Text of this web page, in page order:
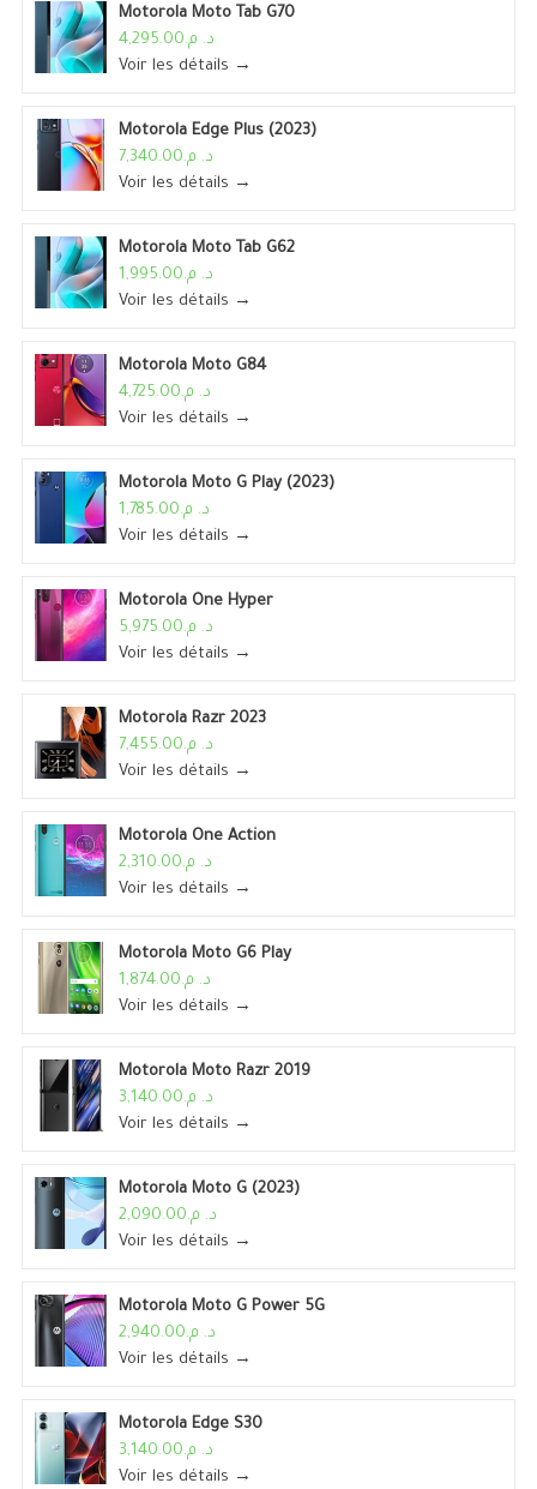
Motorola Moto Tab G70
د. م.4,295.00
Voir les détails →
Motorola Edge Plus (2023)
د. م.7,340.00
Voir les détails →
Motorola Moto Tab G62
د. م.1,995.00
Voir les détails →
Motorola Moto G84
د. م.4,725.00
Voir les détails →
Motorola Moto G Play (2023)
د. م.1,785.00
Voir les détails →
Motorola One Hyper
د. م.5,975.00
Voir les détails →
Motorola Razr 2023
د. م.7,455.00
Voir les détails →
Motorola One Action
د. م.2,310.00
Voir les détails →
Motorola Moto G6 Play
د. م.1,874.00
Voir les détails →
Motorola Moto Razr 2019
د. م.3,140.00
Voir les détails →
Motorola Moto G (2023)
د. م.2,090.00
Voir les détails →
Motorola Moto G Power 5G
د. م.2,940.00
Voir les détails →
Motorola Edge S30
د. م.3,140.00
Voir les détails →